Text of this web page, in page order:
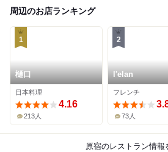
周辺のお店ランキング
1
樋口
日本料理
4.16
213人
2
l'elan
フレンチ
73人
原宿のレストラン情報